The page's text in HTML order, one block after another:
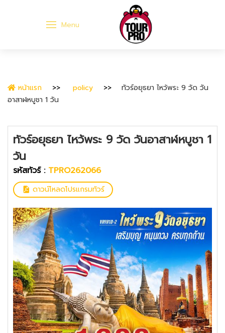
Menu
หน้าแรก policy
ทัวร์อยุธยา ไหว้พระ 9 วัด วัน
อาสาฬหบูชา 1 วัน
ทัวร์อยุธยา ไหว้พระ 9 วัด วันอาสาฬหบูชา 1
วัน
รหัสทัวร์ : TPRO262066
ดาวน์โหลดโปรแกรมทัวร์